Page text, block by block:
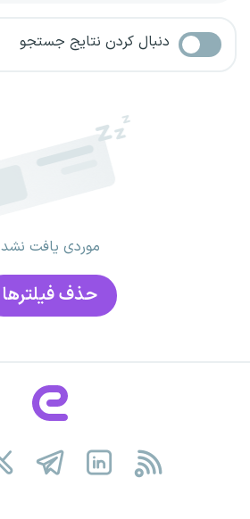
دنبال کردن نتایج جستجو
موردی یافت نشد
حذف فیلتر‌ها